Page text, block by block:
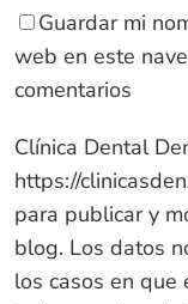
Guardar mi
web en este
comentarios
Clínica Dental
https://
para publicar y
blog. Los datos
los casos en que